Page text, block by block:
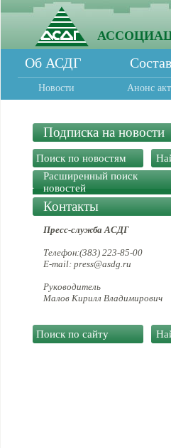
Об АСДГ
Новости Анонс
Подписка на новости
Расширенный поиск
новостей
Контакты
Пресс-служба АСДГ
Телефон:(383) 223-85-00
E-mail: press@asdg.ru
Руководитель
Малов Кирилл Владимирович